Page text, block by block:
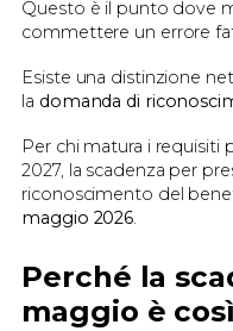
Questo è il punto dove
commettere un errore
Esiste una distinzione
la domanda di
Per chi matura i requisiti
2027, la scadenza per
riconoscimento del
maggio 2026.
Perché la
maggio è